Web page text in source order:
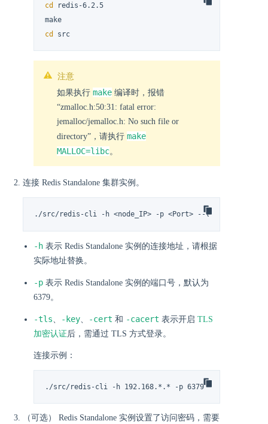
cd
redis-6.2.5
cd
src
注意
如果执行 make 编译时，报错
“zmalloc.h:50:31: fatal error:
jemalloc/jemalloc.h: No such file or
directory”，请执行 make
MALLOC=libc。
连接 Redis Standalone 集群实例。
./src/redis-cli -h <node_IP> -p <Port> --tls --cert
-h 表示 Redis Standalone 实例的连接地址，请根据
实际地址替换。
-p 表示 Redis Standalone 实例的端口号，默认为
6379。
-tls -key -cert 和 -cacert 表示开启 TLS
加密认证 后，需通过 TLS 方式登录。
连接示例：
./src/redis-cli -h 192.168.*.* -p 6379
（可选） Redis Standalone 实例设置了访问密码，需要